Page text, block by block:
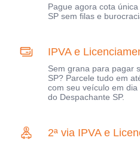
Pague agora cota
SP sem filas e
IPVA e
Sem grana para pagar
SP? Parcele tudo em
com seu veículo em
do Despachante SP.
2ª via IPVA e